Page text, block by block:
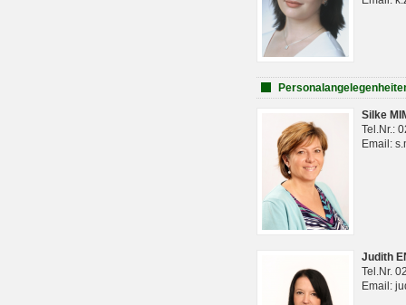
Silke
Tel.Nr.:
Email:
Judith
Tel.Nr.
Email: